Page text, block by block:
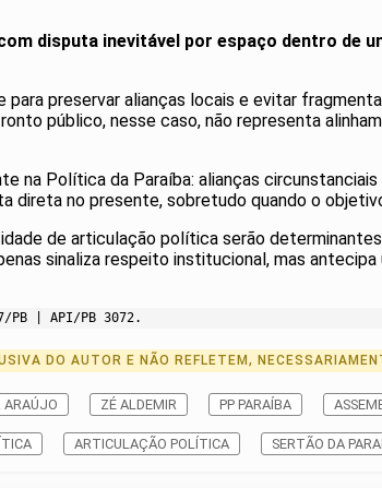
disputa inevitável por espaço dentro de
para preservar alianças locais e evitar
público, nesse caso, não representa
na Política da Paraíba: alianças
direta no presente, sobretudo quando o
de articulação política serão
sinaliza respeito institucional, mas
PB | API/PB 3072.
DO AUTOR E NÃO REFLETEM,
ARAÚJO ZÉ ALDEMIR PP PARAÍBA
ARTICULAÇÃO POLÍTICA SERTÃO DA